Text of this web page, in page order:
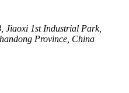
Jiaoxi 1st Industrial Park,
Province, China